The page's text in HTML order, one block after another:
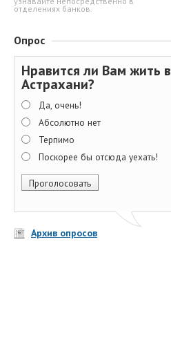
отделениях банков.
Опрос
Нравится ли Вам жить в
Астрахани?
Да, очень!
Абсолютно нет
Терпимо
Поскорее бы отсюда уехать!
Архив опросов